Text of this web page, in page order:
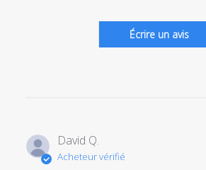
Écrire un avis
David Q.
Acheteur vérifié